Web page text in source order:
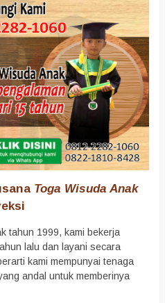
Toga Wisuda Anak
tahun 1999, kami bekerja
lalu dan layani secara
kami mempunyai tenaga
andal untuk memberinya